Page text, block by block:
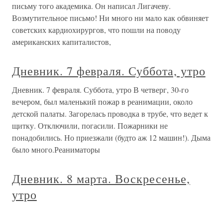
письму того академика. Он написал Лигачеву.
Возмутительное письмо! Ни много ни мало как обвиняет
советских кардиохирургов, что пошли на поводу
американских капиталистов,
Дневник. 7 февраля. Суббота, утро
Дневник. 7 февраля. Суббота, утро В четверг, 30-го
вечером, был маленький пожар в реанимации, около
детской палаты. Загорелась проводка в трубе, что ведет к
щитку. Отключили, погасили. Пожарники не
понадобились. Но приезжали (будто аж 12 машин!). Дыма
было много.Реаниматоры
Дневник. 8 марта. Воскресенье,
утро